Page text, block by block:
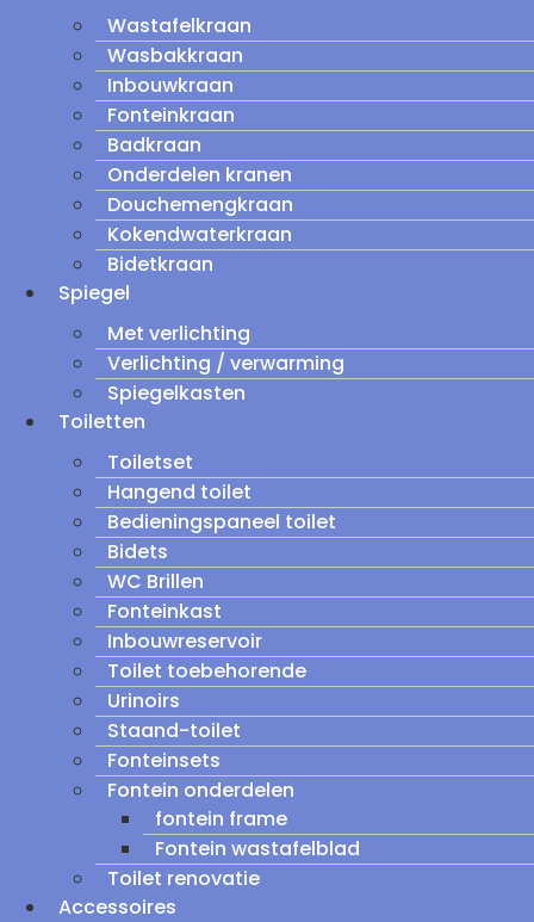
Wastafelkraan
Wasbakkraan
Inbouwkraan
Fonteinkraan
Badkraan
Onderdelen kranen
Douchemengkraan
Kokendwaterkraan
Bidetkraan
Spiegel
Met verlichting
Verlichting / verwarming
Spiegelkasten
Toiletten
Toiletset
Hangend toilet
Bedieningspaneel toilet
Bidets
WC Brillen
Fonteinkast
Inbouwreservoir
Toilet toebehorende
Urinoirs
Staand-toilet
Fonteinsets
Fontein onderdelen
fontein frame
Fontein wastafelblad
Toilet renovatie
Accessoires